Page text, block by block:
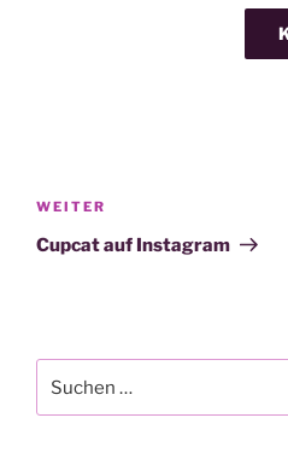
Nächster
Beitrag
WEITER
Cupcat auf Instagram
nach: